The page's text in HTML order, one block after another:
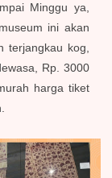
Minggu ya,
ini akan
terjangkau kog,
Rp. 3000
harga tiket